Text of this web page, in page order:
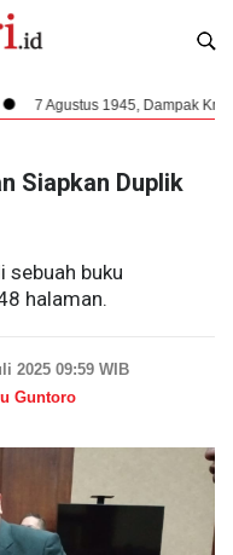
1945, Dampak Krusial
Siapkan Duplik
sebuah buku
halaman.
2025 09:59 WIB
Guntoro